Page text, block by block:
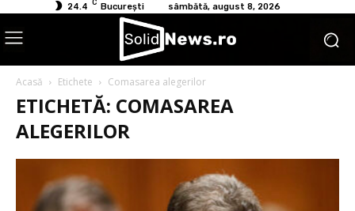
24.4 C București sâmbătă, august 8, 2026
Acasă Etichete Comasarea alegerilor
ETICHETĂ: COMASAREA
ALEGERILOR